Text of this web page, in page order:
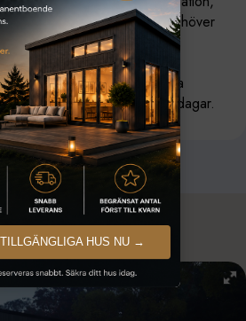
då tillkomma. Om du inte behöver
du köpet direkt på sidan via
välja mellan att betala hela
upp betalningen. Ritningarna
mailadress inom 1-5 arbetsdagar.
HUS NU →